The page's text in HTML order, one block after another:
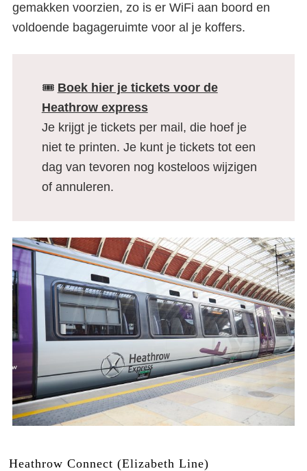
gemakken voorzien, zo is er WiFi aan boord en
voldoende bagageruimte voor al je koffers.
🎟️ Boek hier je tickets voor de
Heathrow express
Je krijgt je tickets per mail, die hoef je
niet te printen. Je kunt je tickets tot een
dag van tevoren nog kosteloos wijzigen
of annuleren.
Heathrow Connect (Elizabeth Line)